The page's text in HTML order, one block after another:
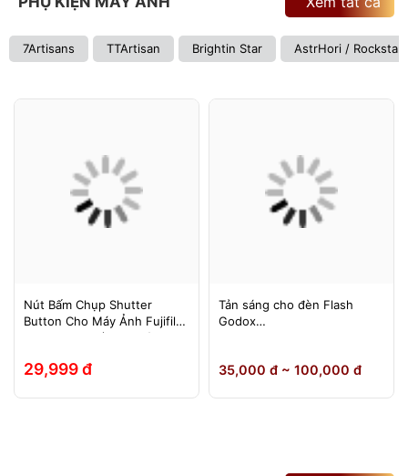
7Artisans TTArtisan Brightin Star AstrHori / Rockstar
Nút Bấm Chụp Shutter
Button Cho Máy Ảnh Fujifilm
Leica Contax (Ren Xoáy)
29,999 đ
Tản sáng cho đèn Flash
Godox
860III, Yongnuo 560II/565EX,
35,000 đ ~ 100,000 đ